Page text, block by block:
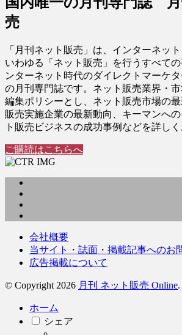
売
「月刊ネット販売」は、インターネッ
いわゆる「ネット販売」を行うすべて
ンターネット時代のダイレクトマーケ
の月刊専門誌です。ネット販売業界・
編集ポリシーとし、ネット販売市場の
販売実施企業の最新動向、キーマンへ
ト販売ビジネスの成功事例などを詳しく
ご購読はこちらへ
会社概要
当サイト・誌面・掲載記事へのお
広告掲載について
© Copyright 2026 月刊 ネット販売 Online.
ホーム
シェア